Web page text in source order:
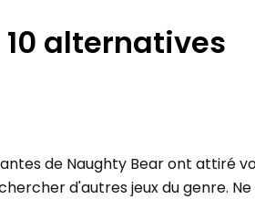
vol de votre téléphone, notre
alternatives
de Naughty Bear ont attiré
d'autres jeux du genre.